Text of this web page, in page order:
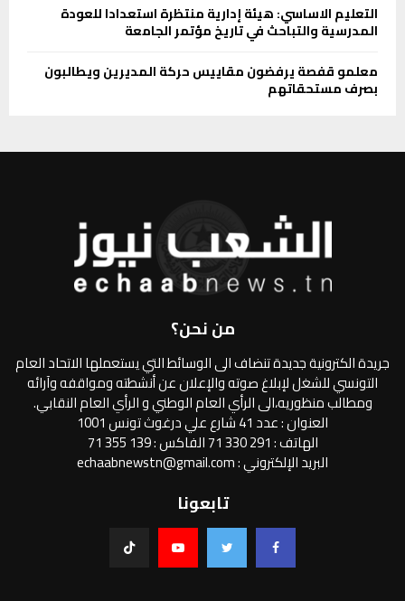
التعليم الاساسي: هيئة إدارية منتظرة استعدادا للعودة
المدرسية والتباحث في تاريخ مؤتمر الجامعة
معلمو قفصة يرفضون مقاييس حركة المديرين ويطالبون
بصرف مستحقاتهم
من نحن؟
جريدة الكترونية جديدة تنضاف الى الوسائط التي يستعملها الاتحاد العام
التونسي للشغل لإبلاغ صوته والإعلان عن أنشطته ومواقفه وآرائه
ومطالب منظوريه،الى الرأي العام الوطني و الرأي العام النقابي.
العنوان : عدد 41 شارع علي درغوث تونس 1001
الهاتف : 291 330 71 الفاكس : 139 355 71
البريد الإلكتروني : echaabnewstn@gmail.com
تابعونا